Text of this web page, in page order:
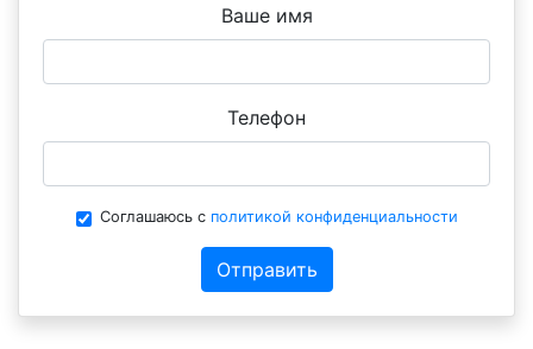
Ваше имя
Телефон
Соглашаюсь с политикой конфиденциальности
Отправить